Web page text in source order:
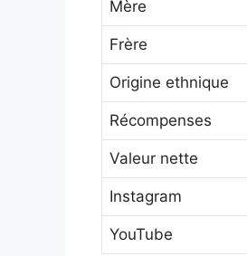
Mère
Frère
Origine ethnique
Récompenses
Valeur nette
Instagram
YouTube